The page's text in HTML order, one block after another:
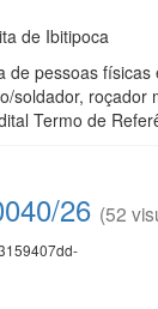
de Ibitipoca
de pessoas
soldador,
Termo de
26 (52